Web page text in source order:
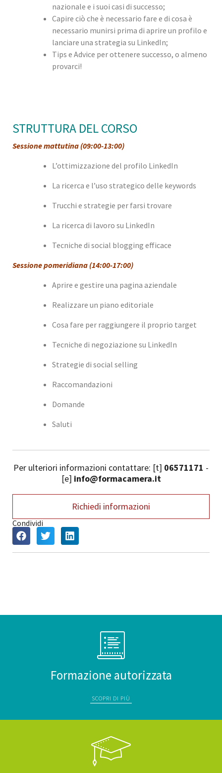
nazionale e i suoi casi di successo;
Capire ciò che è necessario fare e di cosa è
necessario munirsi prima di aprire un profilo e
lanciare una strategia su LinkedIn;
Tips e Advice per ottenere successo, o almeno
provarci!
STRUTTURA DEL CORSO
Sessione mattutina (09:00-13:00)
L’ottimizzazione del profilo LinkedIn
La ricerca e l’uso strategico delle keywords
Trucchi e strategie per farsi trovare
La ricerca di lavoro su LinkedIn
Tecniche di social blogging efficace
Sessione pomeridiana (14:00-17:00)
Aprire e gestire una pagina aziendale
Realizzare un piano editoriale
Cosa fare per raggiungere il proprio target
Tecniche di negoziazione su LinkedIn
Strategie di social selling
Raccomandazioni
Domande
Saluti
Per ulteriori informazioni contattare: [t] 06571171 -
[e] info@formacamera.it
Richiedi informazioni
Condividi
Formazione autorizzata
SCOPRI DI PIÙ